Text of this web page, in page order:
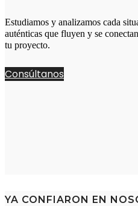
Estudiamos y analizamos cada
auténticas que fluyen y se
tu proyecto.
Consúltanos
YA CONFIARON EN